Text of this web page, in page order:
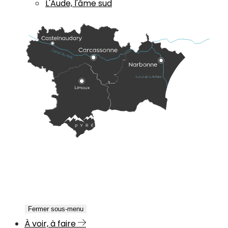
L'Aude, l'âme sud
Fermer sous-menu
À voir, à faire